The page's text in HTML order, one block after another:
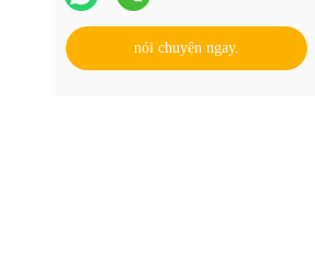
nói chuyện ngay.